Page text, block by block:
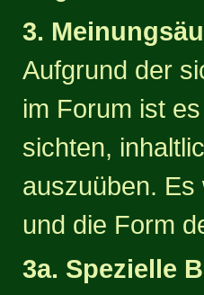
3.
Aufgrund der
im Forum ist
sichten,
auszuüben. Es
und die Form
3a. Spezielle